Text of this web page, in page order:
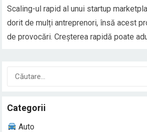
Scaling-ul rapid al unui startup
dorit de mulți antreprenori, însă acest
de provocări. Creșterea rapidă poate
venituri mai mari, dar și riscuri asociate
gestionării unei afaceri care…
Caută
după:
Categorii
Auto